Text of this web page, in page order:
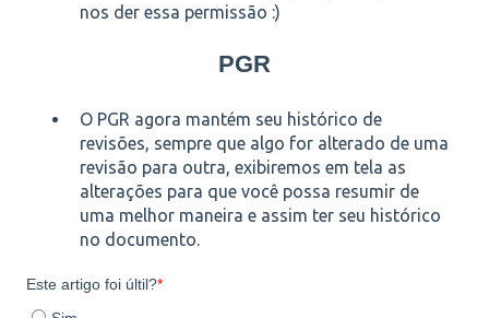
nos der essa permissão :)
PGR
O PGR agora mantém seu histórico de
revisões, sempre que algo for alterado de uma
revisão para outra, exibiremos em tela as
alterações para que você possa resumir de
uma melhor maneira e assim ter seu histórico
no documento.